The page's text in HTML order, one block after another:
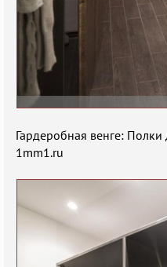
Гардеробная венге:
1mm1.ru